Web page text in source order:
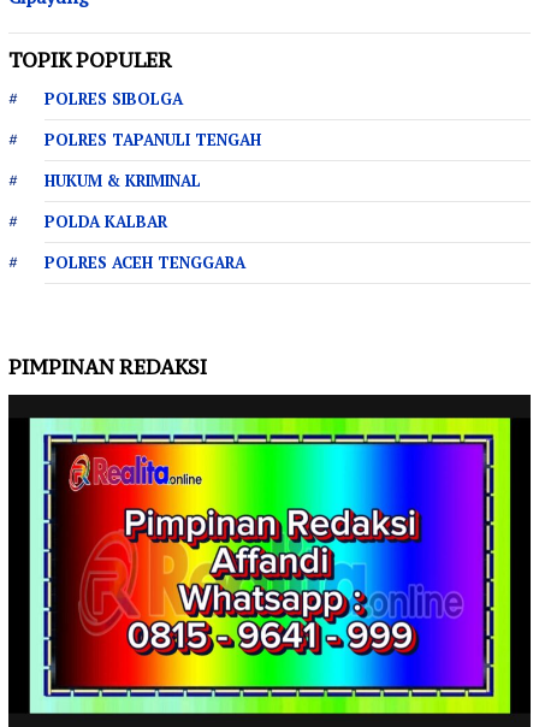
TOPIK POPULER
POLRES SIBOLGA
POLRES TAPANULI TENGAH
HUKUM & KRIMINAL
POLDA KALBAR
POLRES ACEH TENGGARA
PIMPINAN REDAKSI